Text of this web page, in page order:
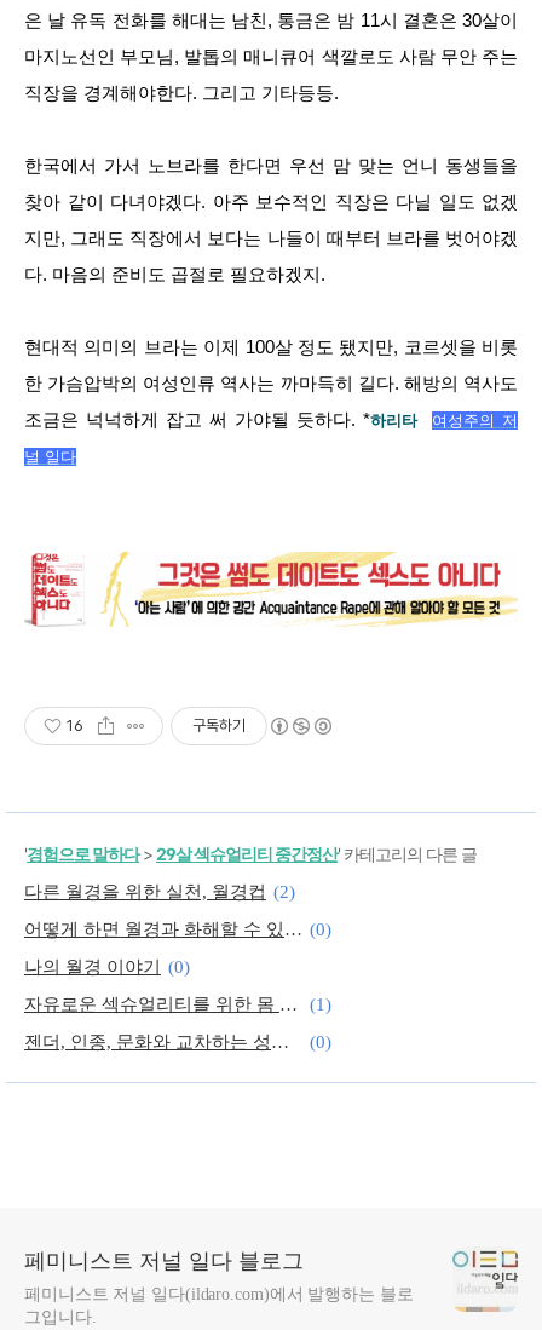
은 날 유독 전화를 해대는 남친, 통금은 밤 11시 결혼은 30살이
마지노선인 부모님, 발톱의 매니큐어 색깔로도 사람 무안 주는
직장을 경계해야한다. 그리고 기타등등.
한국에서 가서 노브라를 한다면 우선 맘 맞는 언니 동생들을
찾아 같이 다녀야겠다. 아주 보수적인 직장은 다닐 일도 없겠
지만, 그래도 직장에서 보다는 나들이 때부터 브라를 벗어야겠
다. 마음의 준비도 곱절로 필요하겠지.
현대적 의미의 브라는 이제 100살 정도 됐지만, 코르셋을 비롯
한 가슴압박의 여성인류 역사는 까마득히 길다. 해방의 역사도
조금은 넉넉하게 잡고 써 가야될 듯하다. *하리타
여성주의 저
널 일다
16 구독하기
'경험으로 말하다>29살 섹슈얼리티 중간정산' 카테고리의 다른 글
다른 월경을 위한 실천, 월경컵 (2)
어떻게 하면 월경과 화해할 수 있을까? (0)
나의 월경 이야기
(0)
자유로운 섹슈얼리티를 위한 몸 해독의 시간
(1)
젠더, 인종, 문화와 교차하는 성추행의 정치학
(0)
가해자를 용서하라? 누가 어떻게 언제 용서할 것인가 (0)
페미니스트 저널 일다 블로그
페미니스트 저널 일다(ildaro.com)에서 발행하는 블로
그입니다.